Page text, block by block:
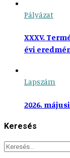
Pályázat
XXXV.
évi
Lapszám
2026.
Keresés